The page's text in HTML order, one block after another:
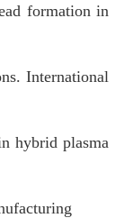
formation in
International
hybrid plasma